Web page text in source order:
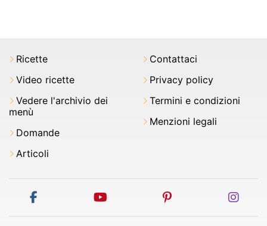
Ricette
Video ricette
Vedere l'archivio dei
menù
Domande
Articoli
Contattaci
Privacy policy
Termini e condizioni
Menzioni legali
facebook youtube pinterest